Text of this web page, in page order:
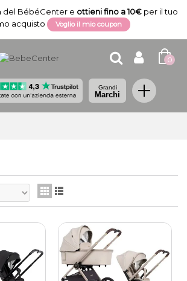
del BébéCenter e ottieni fino a 10€ per il tuo
acquisto
Voglio il mio coupon
0
Grandi
Marchi